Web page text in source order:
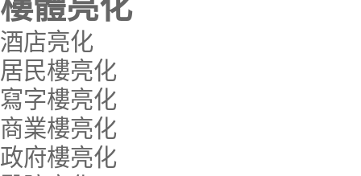
酒店亮化
居民樓亮化
寫字樓亮化
商業樓亮化
政府樓亮化